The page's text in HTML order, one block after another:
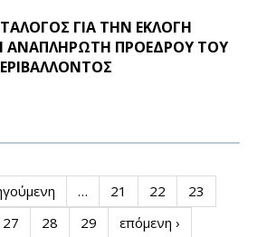
ΓΙΑ ΤΗΝ ΕΚΛΟΓΗ
ΑΝΑΠΛΗΡΩΤΗ ΠΡΟΕΔΡΟΥ ΤΟΥ
… 21 22
23
27 28 29
επόμενη ›